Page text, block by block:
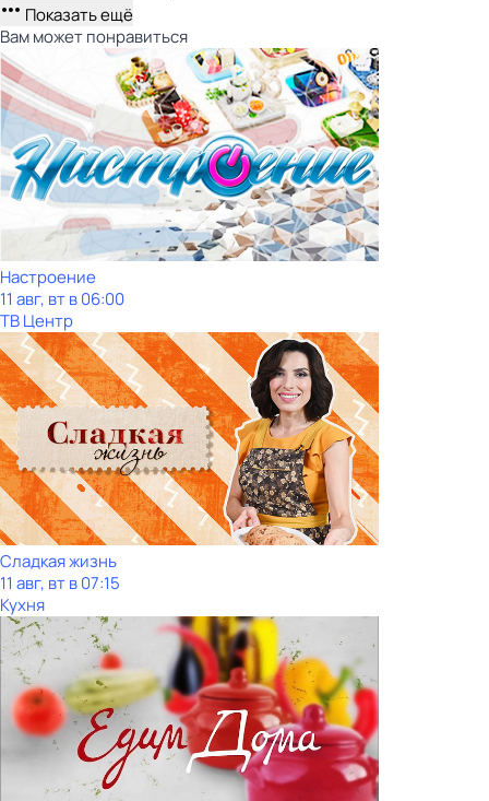
Показать ещё
Вам может понравиться
Настроение
11 авг, вт в 06:00
ТВ Центр
Сладкая жизнь
11 авг, вт в 07:15
Кухня